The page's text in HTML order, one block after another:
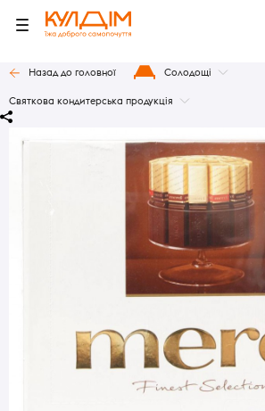
Назад до головної Солодощі
Святкова кондитерська продукція